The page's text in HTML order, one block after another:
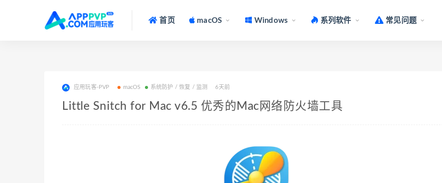
首页 macOS Windows 系列软件 常见问题
应用玩客-PVP macOS 系统防护 / 恢复 / 监测 6天前
Little Snitch for Mac v6.5 优秀的Mac网络防火墙工具